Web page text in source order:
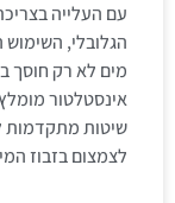
עם העלייה
הגלובלי,
מים לא רק חוסך
אינסטלטור
שיטות מתקדמות
לצמצום בזבוז